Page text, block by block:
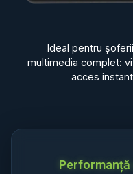
Ideal pentru
multimedia complet:
acces
Performanță